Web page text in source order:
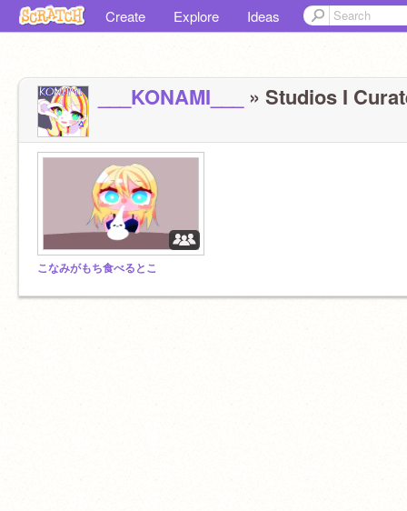
Create Explore Ideas
___KONAMI___ » Studios I
こなみがもち食べるとこ